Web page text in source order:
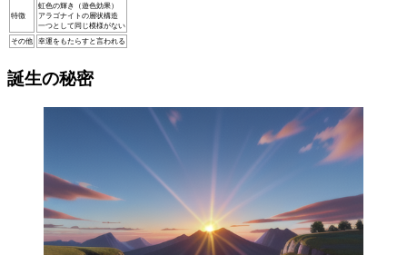
特徴
虹色の輝き（遊色効果）
アラゴナイトの層状構造
一つとして同じ模様がない
その他
幸運をもたらすと言われる
誕生の秘密